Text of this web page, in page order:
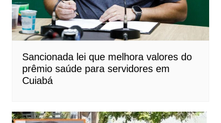
Sancionada lei que melhora valores do
prêmio saúde para servidores em
Cuiabá